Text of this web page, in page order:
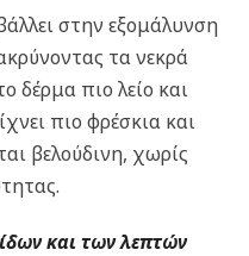
στην εξομάλυνση
τα νεκρά
δέρμα πιο λείο και
πιο φρέσκια και
βελούδινη, χωρίς
και των λεπτών